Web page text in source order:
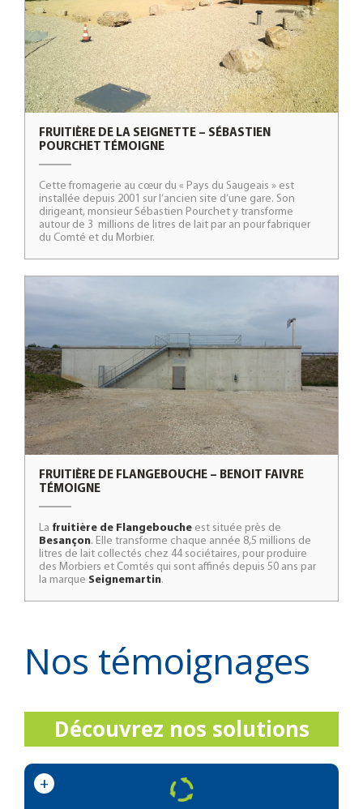
FRUITIÈRE DE LA SEIGNETTE – SÉBASTIEN
POURCHET TÉMOIGNE
Cette fromagerie au cœur du « Pays du Saugeais » est
installée depuis 2001 sur l’ancien site d’une gare. Son
dirigeant, monsieur Sébastien Pourchet y transforme
autour de 3 millions de litres de lait par an pour fabriquer
du Comté et du Morbier.
FRUITIÈRE DE FLANGEBOUCHE – BENOIT FAIVRE
TÉMOIGNE
La fruitière de Flangebouche est située près de
Besançon. Elle transforme chaque année 8,5 millions de
litres de lait collectés chez 44 sociétaires, pour produire
des Morbiers et Comtés qui sont affinés depuis 50 ans par
la marque Seignemartin.
Nos témoignages
Découvrez nos solutions